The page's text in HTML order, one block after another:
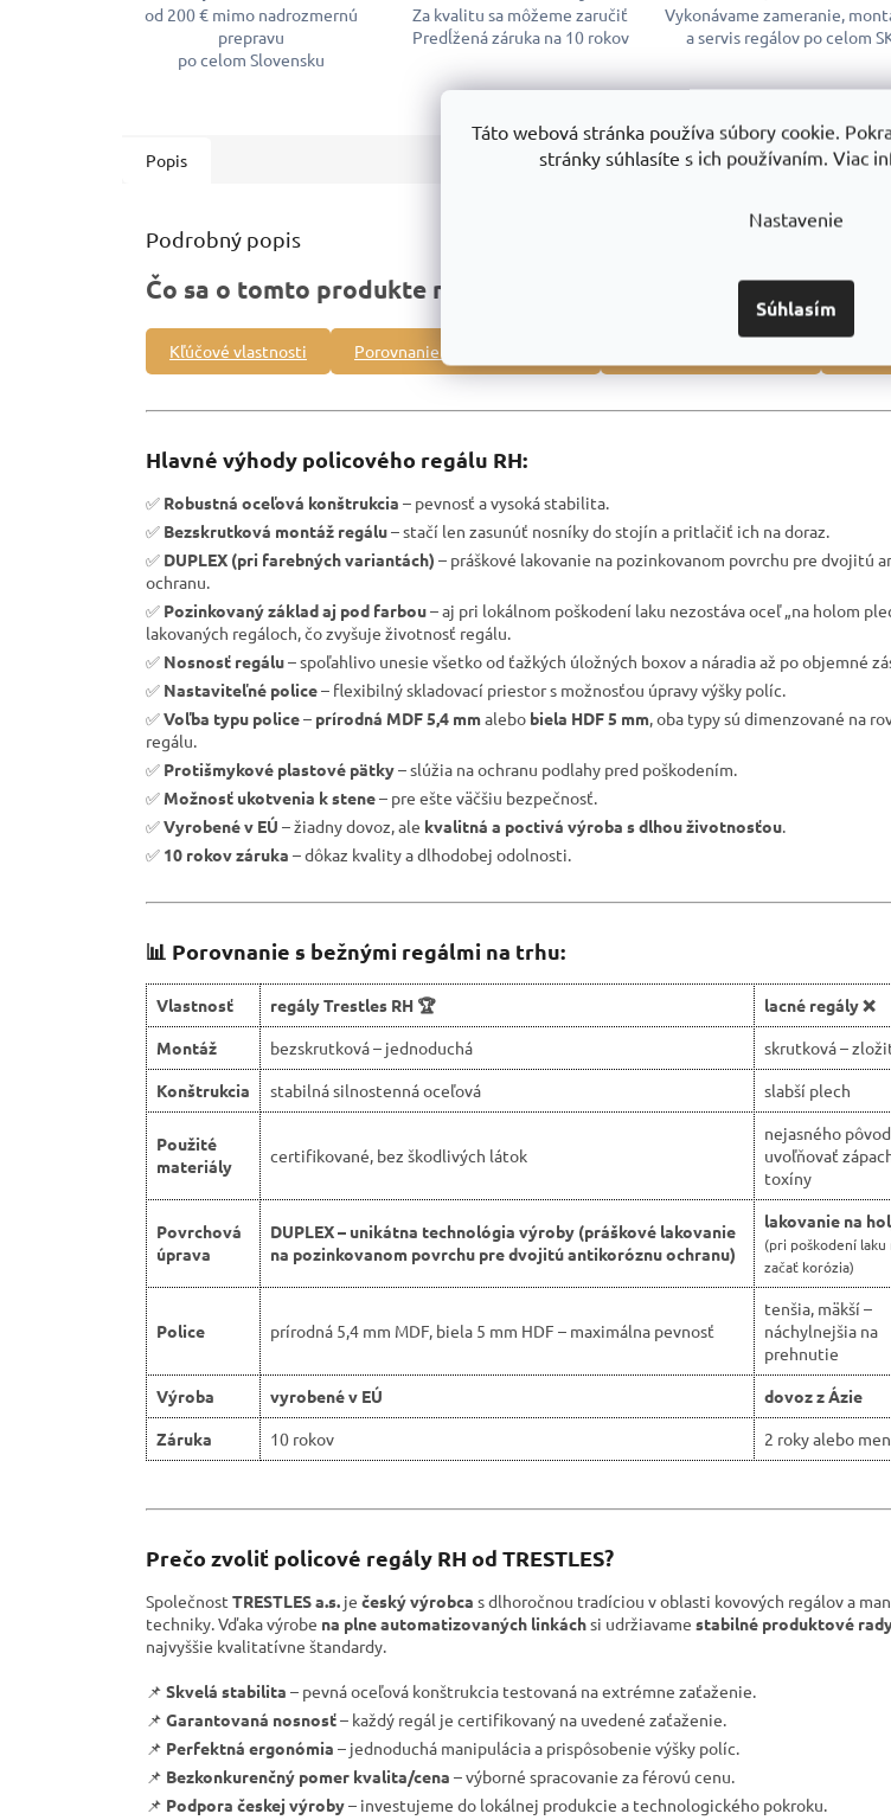
Táto webová stránka používa súbory cookie.
stránky súhlasíte s ich používaním. Viac
Nastavenie
Súhlasím
od 200 € mimo nadrozmernú
prepravu
po celom Slovensku
Za kvalitu sa môžeme zaručiť
Predĺžená záruka na 10 rokov
Vykonávame zameranie,
a servis regálov po celom
Popis
Podrobný popis
Čo sa o tomto produkte môžete dozvedieť? Napríklad:
Kľúčové vlastnosti Porovnanie s inými produktmi
Hlavné výhody policového regálu RH:
✅ Robustná oceľová konštrukcia – pevnosť a vysoká stabilita.
✅ Bezskrutková montáž regálu– stačí len zasunúť nosníky do stojín a pritlačiť ich na doraz.
✅ DUPLEX (pri farebných variantách) – práškové lakovanie na pozinkovanom povrchu pre dvojitú
ochranu.
✅ Pozinkovaný základ aj pod farbou– aj pri lokálnom poškodení laku nezostáva oceľ „na holom
lakovaných regáloch, čo zvyšuje životnosť regálu.
✅ Nosnosť regálu– spoľahlivo unesie všetko od ťažkých úložných boxov a náradia až po objemné
✅ Nastaviteľné police– flexibilný skladovací priestor s možnosťou úpravy výšky políc.
✅Voľba typu police– prírodná MDF 5,4 mmalebo biela HDF 5 mm, oba typy sú dimenzované na
regálu.
✅ Protišmykové plastové pätky– slúžia na ochranu podlahy pred poškodením.
✅ Možnosť ukotvenia k stene– pre ešte väčšiu bezpečnosť.
✅Vyrobené v EÚ – žiadny dovoz, ale kvalitná a poctivá výroba s dlhou životnosťou.
✅ 10 rokov záruka – dôkaz kvality a dlhodobej odolnosti.
📊 Porovnanie s bežnými regálmi na trhu:
Vlastnosť regály Trestles RH 🏆
lacné regály ❌
Montáž
bezskrutková – jednoduchá
skrutková –
Konštrukcia
stabilná silnostenná oceľová slabší plech
Použité
materiály
certifikované, bez škodlivých látok
nejasného
uvoľňovať
toxíny
Povrchová
úprava
DUPLEX – unikátna technológia výroby (práškové lakovanie
na pozinkovanom povrchu pre dvojitú antikoróznu ochranu)
lakovanie na
(pri poškodení laku
začať korózia)
Police prírodná 5,4 mm MDF, biela 5 mm HDF – maximálna pevnosť
tenšia, mäkší –
náchylnejšia na
prehnutie
Výroba
vyrobené v EÚ
dovoz z Ázie
Záruka
10 rokov 2 roky alebo
Prečo zvoliť policové regály RH od TRESTLES?
Společnost TRESTLES a.s. je český výrobca s dlhoročnou tradíciou v oblasti kovových regálov a
techniky. Vďaka výrobe na plne automatizovaných linkáchsi udržiavame stabilné produktové
najvyššie kvalitatívne štandardy.
📌 Skvelá stabilita – pevná oceľová konštrukcia testovaná na extrémne zaťaženie.
📌 Garantovaná nosnosť– každý regál je certifikovaný na uvedené zaťaženie.
📌 Perfektná ergonómia – jednoduchá manipulácia a prispôsobenie výšky políc.
📌 Bezkonkurenčný pomer kvalita/cena – výborné spracovanie za férovú cenu.
📌 Podpora českej výroby– investujeme do lokálnej produkcie a technologického pokroku.